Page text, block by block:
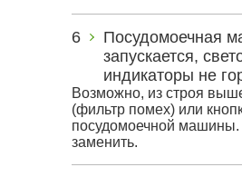
Посудомоечная
запускается,
индикаторы не
Возможно, из строя
(фильтр помех) или
посудомоечной машины.
заменить.